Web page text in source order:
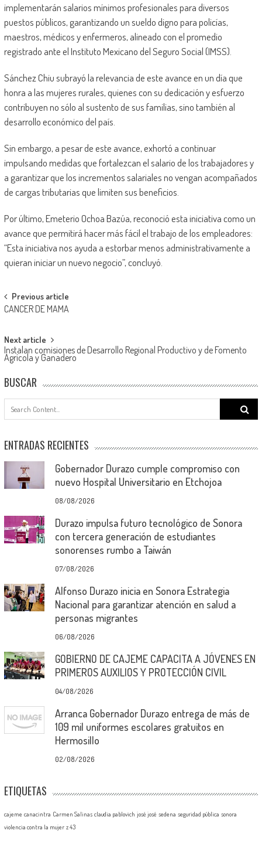
implementarán salarios mínimos profesionales para diversos
puestos públicos, garantizando un sueldo digno para policías,
maestros, médicos y enfermeros, alineado con el promedio
registrado ante el Instituto Mexicano del Seguro Social (IMSS).
Sánchez Chiu subrayó la relevancia de este avance en un día que
honra a las mujeres rurales, quienes con su dedicación y esfuerzo
contribuyen no sólo al sustento de sus familias, sino también al
desarrollo económico del país.
Sin embargo, a pesar de este avance, exhortó a continuar
impulsando medidas que fortalezcan el salario de los trabajadores y
a garantizar que los incrementos salariales no vengan acompañados
de cargas tributarias que limiten sus beneficios.
Por último, Emeterio Ochoa Bazúa, reconoció esta iniciativa como un
avance que permitirá hacer más fácil el trabajo de los empleadores:
“Esta iniciativa nos ayuda a estorbar menos administrativamente a
quieran iniciar un nuevo negocio”, concluyó.
Post
navigation
Previous article
CANCER DE MAMA
Next article
Instalan comisiones de Desarrollo Regional Productivo y de Fomento
Agrícola y Ganadero
BUSCAR
Search
for:
ENTRADAS RECIENTES
Gobernador Durazo cumple compromiso con
nuevo Hospital Universitario en Etchojoa
08/08/2026
Durazo impulsa futuro tecnológico de Sonora
con tercera generación de estudiantes
sonorenses rumbo a Taiwán
07/08/2026
Alfonso Durazo inicia en Sonora Estrategia
Nacional para garantizar atención en salud a
personas migrantes
06/08/2026
GOBIERNO DE CAJEME CAPACITA A JÓVENES EN
PRIMEROS AUXILIOS Y PROTECCIÓN CIVIL
04/08/2026
Arranca Gobernador Durazo entrega de más de
109 mil uniformes escolares gratuitos en
Hermosillo
02/08/2026
ETIQUETAS
cajeme canacintra Carmen Salinas claudia pablovich josé josé sedena seguridad pública sonora
violencia contra la mujer z 43